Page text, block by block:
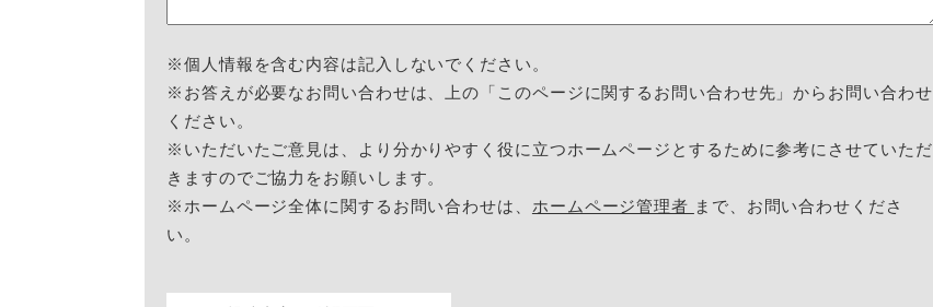
※個人情報を含む内容は記入しないでください。
※お答えが必要なお問い合わせは、上の「このページに関するお問い合わせ先」からお問い合わせ
ください。
※いただいたご意見は、より分かりやすく役に立つホームページとするために参考にさせていただ
きますのでご協力をお願いします。
※ホームページ全体に関するお問い合わせは、 ホームページ管理者 まで、お問い合わせくださ
い。